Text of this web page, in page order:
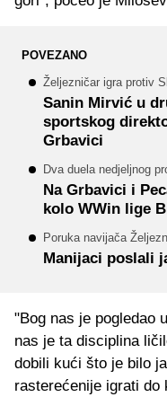
POVEZANO
Željezničar igra protiv
Sanin Mirvić u
sportskog
Grbavici
Dva duela nedjeljnog
Na Grbavici i
kolo WWin lige
Poruka navijača
Manijaci poslali
"Bog nas je pogledao
nas je ta disciplina
dobili kući što je bilo
rasterećenije igrati do